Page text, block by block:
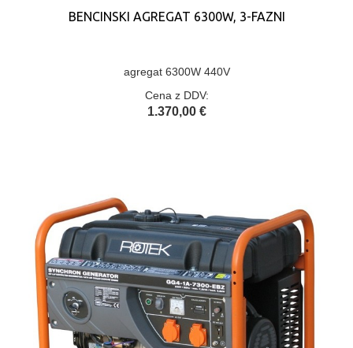
BENCINSKI AGREGAT 6300W, 3-FAZNI
agregat 6300W 440V
Cena z DDV:
1.370,00 €